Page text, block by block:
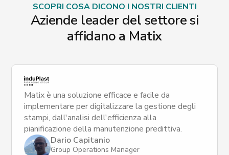
SCOPRI COSA DICONO I NOSTRI CLIENTI
Aziende leader del settore si
affidano a Matix
Matix è una soluzione efficace e facile da
implementare per digitalizzare la gestione degli
stampi, dall'analisi dell'efficienza alla
pianificazione della manutenzione predittiva.
Dario Capitanio
Group Operations Manager